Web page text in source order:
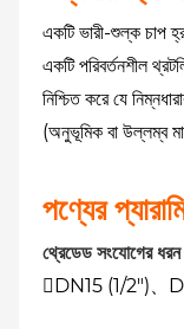
একটি ভারী-শুল্ক চাপ
একটি পরিবর্তনশীল
নিশ্চিত করে যে
(অনুভূমিক বা উল্লম্ব
পণ্যের
থ্রেডেড সংযোগের ধরন
DN15 (1/2")、